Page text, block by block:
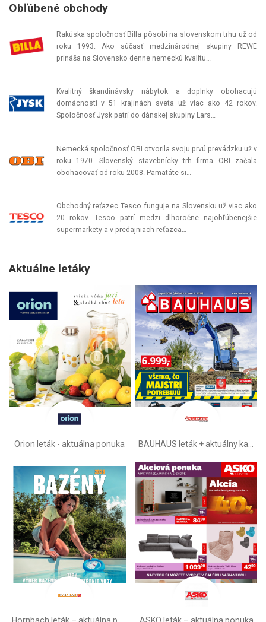
Obľúbené obchody
Rakúska spoločnosť Billa pôsobí na slovenskom trhu už od
roku 1993. Ako súčasť medzinárodnej skupiny REWE
prináša na Slovensko denne nemeckú kvalitu…
Kvalitný škandinávsky nábytok a doplnky obohacujú
domácnosti v 51 krajinách sveta už viac ako 42 rokov.
Spoločnosť Jysk patrí do dánskej skupiny Lars…
Nemecká spoločnosť OBI otvorila svoju prvú prevádzku už v
roku 1970. Slovenský stavebnícky trh firma OBI začala
obohacovať od roku 2008. Pamätáte si…
Obchodný reťazec Tesco funguje na Slovensku už viac ako
20 rokov. Tesco patrí medzi dlhoročne najobľúbenejšie
supermarkety a v predajniach reťazca…
Aktuálne letáky
Orion leták - aktuálna ponuka BAUHAUS leták + aktuálny katalóg